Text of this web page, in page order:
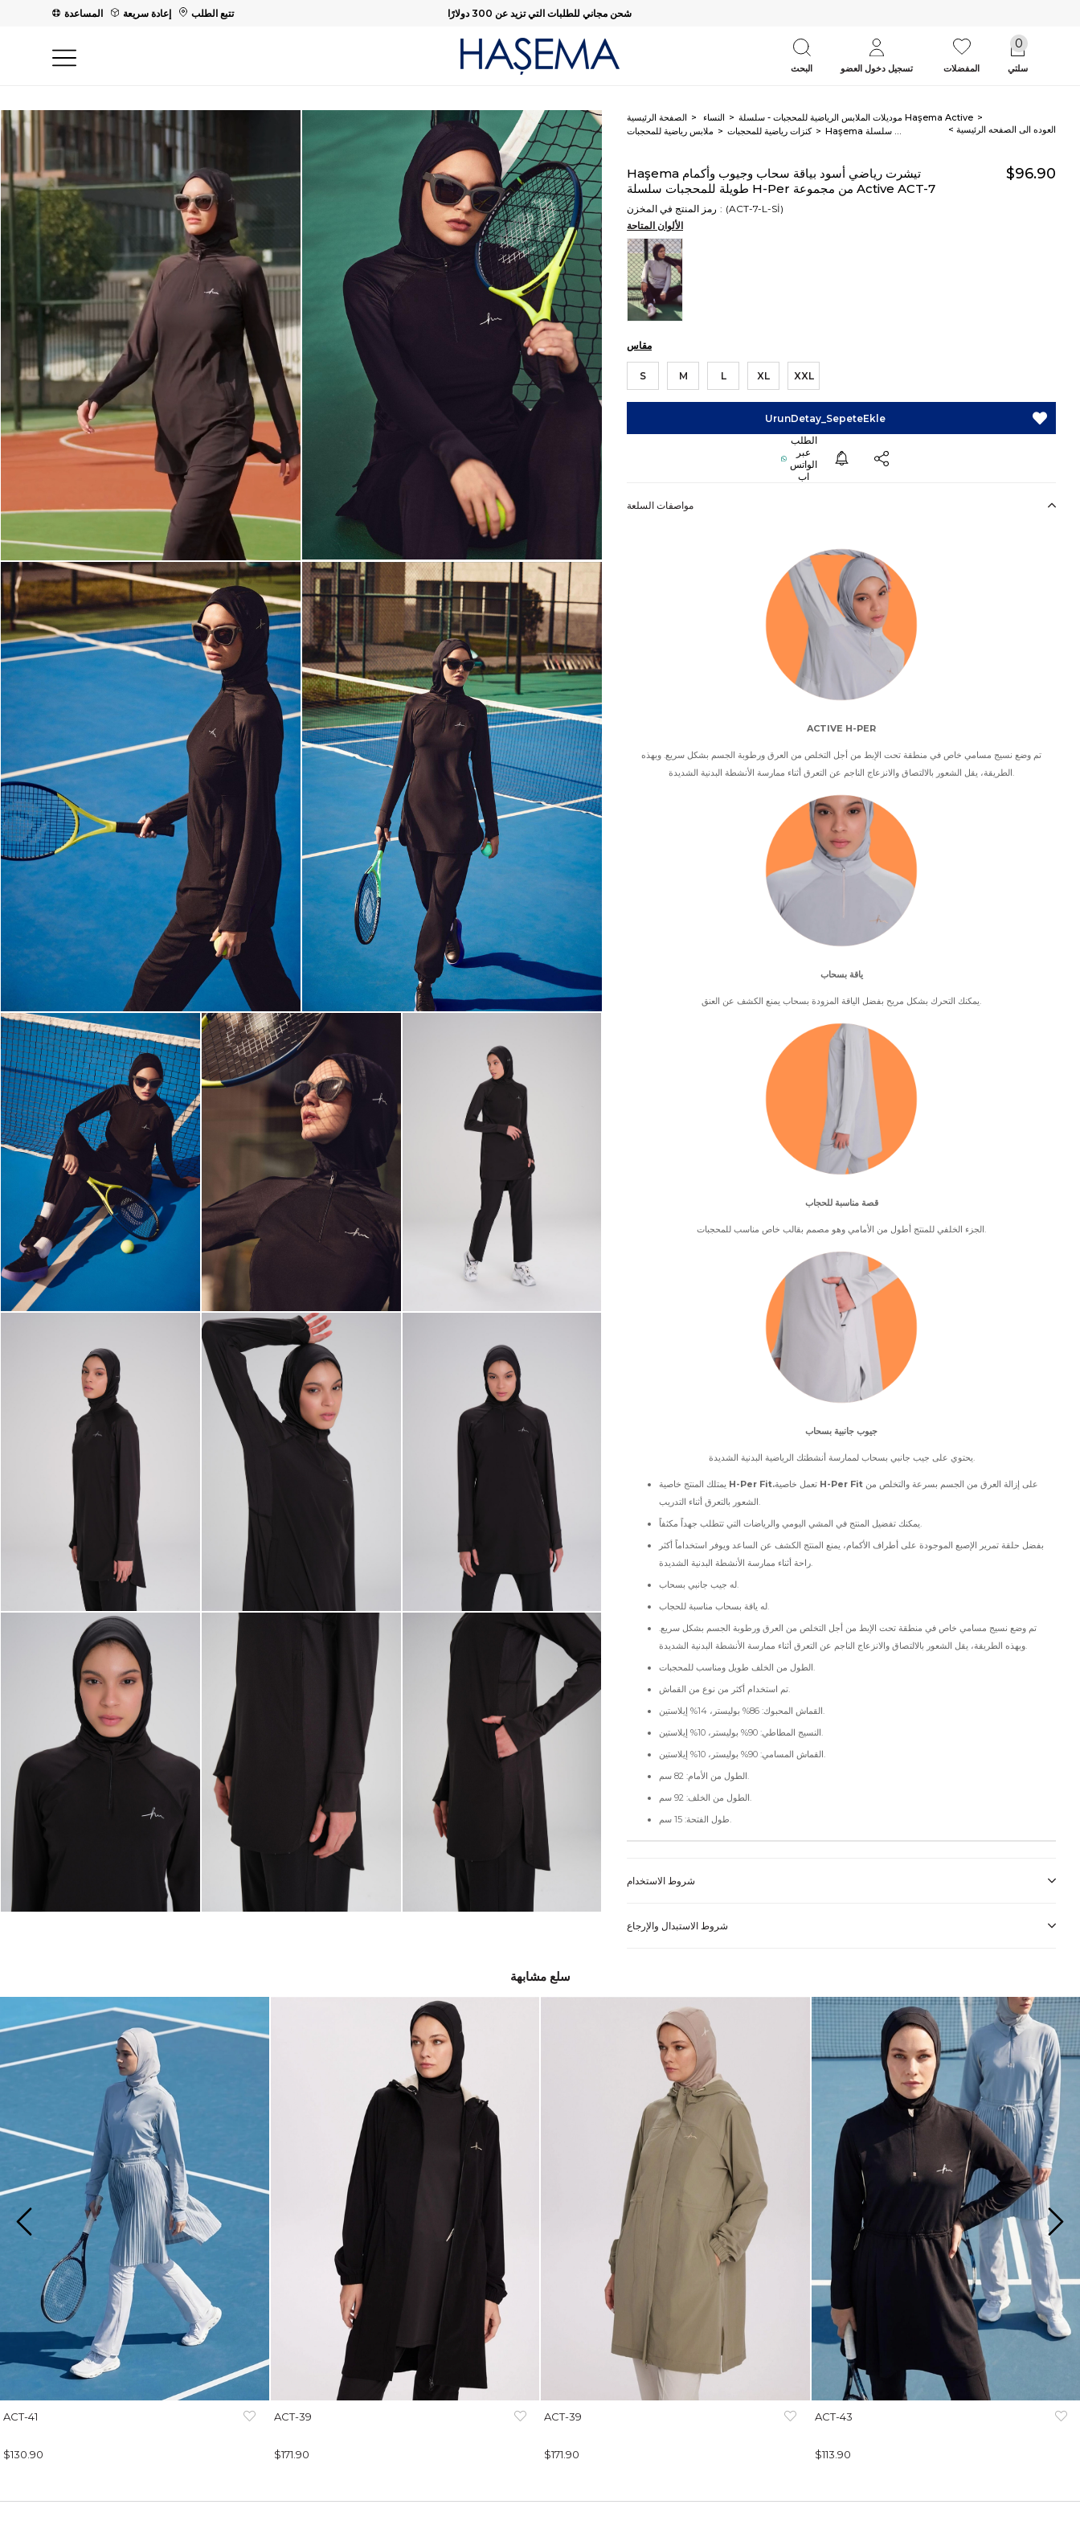
المساعدة إعادة سريعة تتبع الطلب شحن مجاني للطلبات التي تزيد عن 300 دولارًا
سلتي
0
البحث المفضلات تسجيل دخول العضو
الصفحة الرئيسية النساء
موديلات الملابس الرياضية للمحجبات - سلسلة Haşema Active
ملابس رياضية للمحجبات
كنزات رياضية للمحجبات Haşema تيشرت رياضي أسود بياقة سحاب وجيوب وأكمام طويلة للمحجبات سلسلة H-Per من مجموعة Active ACT-7 < العوده‌ الی الصفحه‌ الرئیسیة
Haşema تيشرت رياضي أسود بياقة سحاب وجيوب وأكمام
طويلة للمحجبات سلسلة H-Per من مجموعة Active ACT-7
$96.90
رمز المنتج في المخزن
(ACT-7-L-Sİ)
الألوان المتاحة
مقاس
S M L XL XXL
مواصفات السلعة
ACTIVE H-PER
تم وضع نسيج مسامي خاص في منطقة تحت الإبط من أجل التخلص من العرق ورطوبة الجسم بشكل سريع. وبهذه
الطريقة، يقل الشعور بالالتصاق والانزعاج الناجم عن التعرق أثناء ممارسة الأنشطة البدنية الشديدة.
ياقة بسحاب
يمكنك التحرك بشكل مريح بفضل الياقة المزودة بسحاب يمنع الكشف عن العنق.
قصة مناسبة للحجاب
الجزء الخلفي للمنتج أطول من الأمامي وهو مصمم بقالب خاص مناسب للمحجبات.
جيوب جانبية بسحاب
يحتوي على جيب جانبي بسحاب لممارسة أنشطتك الرياضية البدنية الشديدة.
H-Per Fit. H-Per Fit
الشعور بالتعرق أثناء التدريب.
يمكنك تفضيل المنتج في المشي اليومي والرياضات التي تتطلب جهداً مكثفاً.
بفضل حلقة تمرير الإصبع الموجودة على أطراف الأكمام، يمنع المنتج الكشف عن الساعد ويوفر استخداماً أكثر
راحة أثناء ممارسة الأنشطة البدنية الشديدة.
له جيب جانبي بسحاب.
له ياقة بسحاب مناسبة للحجاب.
تم وضع نسيج مسامي خاص في منطقة تحت الإبط من أجل التخلص من العرق ورطوبة الجسم بشكل سريع.
وبهذه الطريقة، يقل الشعور بالالتصاق والانزعاج الناجم عن التعرق أثناء ممارسة الأنشطة البدنية الشديدة.
الطول من الخلف طويل ومناسب للمحجبات.
تم استخدام أكثر من نوع من القماش.
القماش المحبوك: 86% بوليستر، 14% إيلاستين.
النسيج المطاطي: 90% بوليستر، 10% إيلاستين.
القماش المسامي: 90% بوليستر، 10% إيلاستين.
الطول من الأمام: 82 سم.
الطول من الخلف: 92 سم.
طول الفتحة: 15 سم.
شروط الاستخدام
شروط الاستبدال والإرجاع
سلع مشابهة
ACT-41
$130.90
ACT-39
$171.90
ACT-39
$171.90
ACT-43
$113.90